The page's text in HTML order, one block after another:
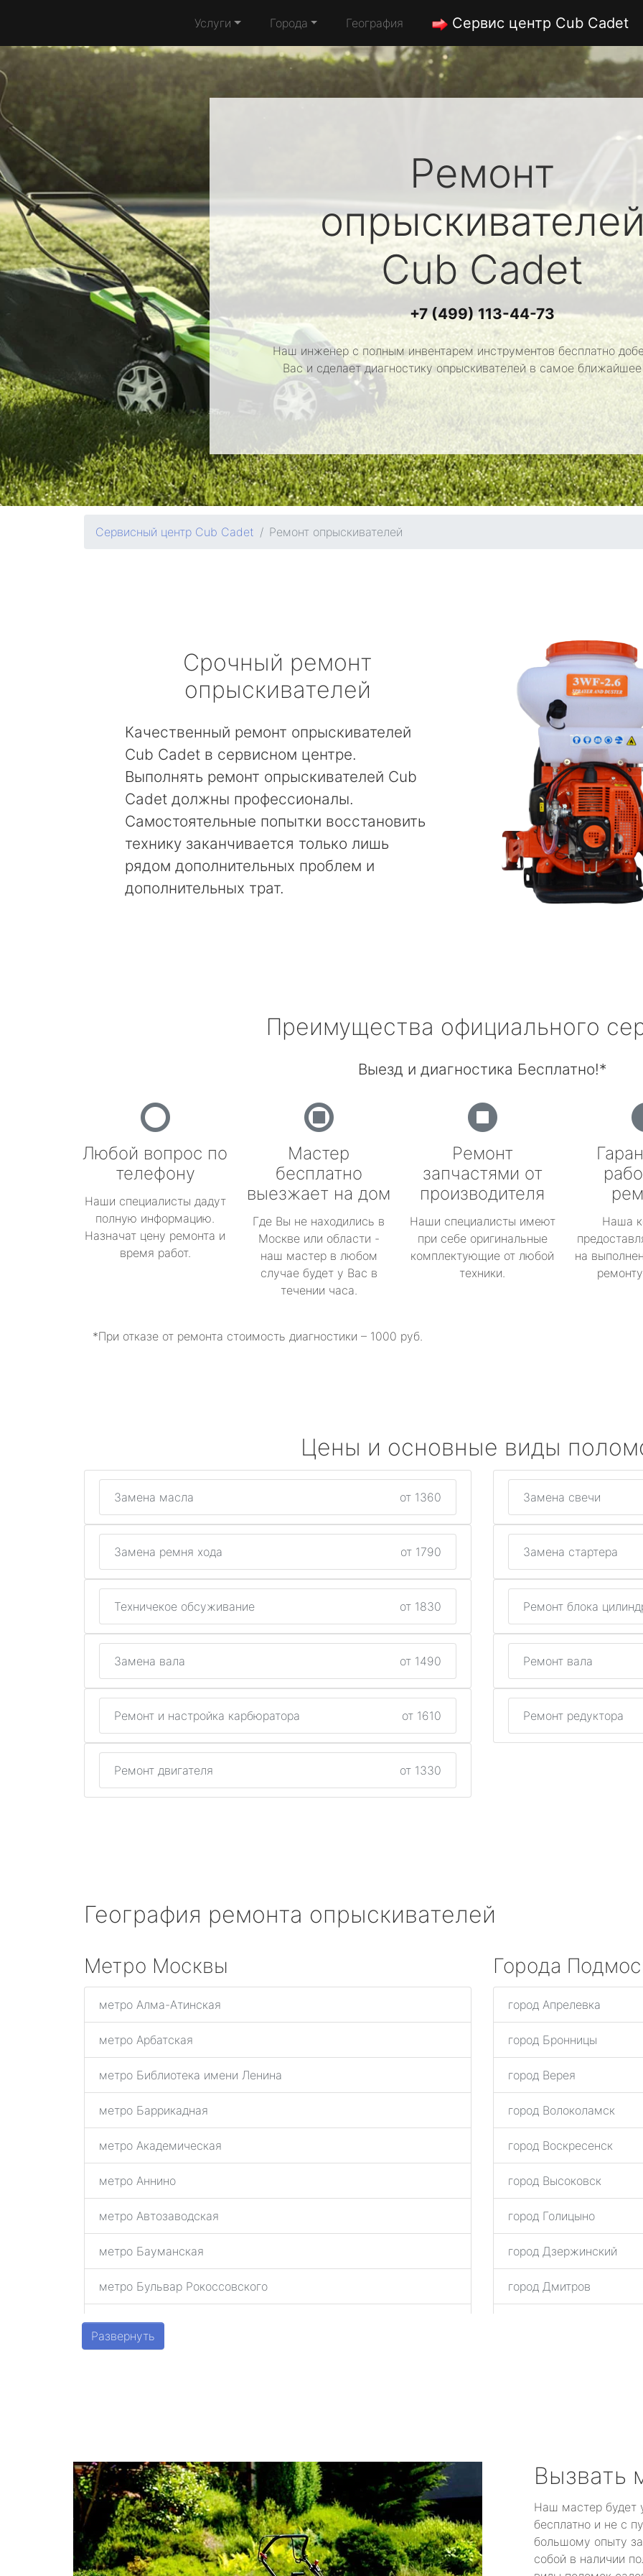
Услуги Города География Сервис центр Cub Cadet
Ремонт
Cub Cadet
+7 (499) 113-44-73
Наш инженер с полным инвентарем инструментов бесплатно
Вас и сделает диагностику опрыскивателей в самое
Сервисный центр Cub Cadet Ремонт опрыскивателей
Срочный ремонт
опрыскивателей
Качественный ремонт опрыскивателей
Cub Cadet в сервисном центре.
Выполнять ремонт опрыскивателей Cub
Cadet должны профессионалы.
Самостоятельные попытки восстановить
технику заканчивается только лишь
рядом дополнительных проблем и
дополнительных трат.
Преимущества официального
Выезд и диагностика Бесплатно!*
Любой вопрос по
телефону
Наши специалисты дадут
полную информацию.
Назначат цену ремонта и
время работ.
Мастер
бесплатно
выезжает на дом
Где Вы не находились в
Москве или области -
наш мастер в любом
случае будет у Вас в
течении часа.
Ремонт
запчастями от
производителя
Наши специалисты имеют
при себе оригинальные
комплектующие от любой
техники.
Наша
на
*При отказе от ремонта стоимость диагностики – 1000 руб.
Цены и основные виды
Замена масла от 1360 Замена свечи
Замена ремня хода от 1790 Замена стартера
Техничекое обсуживание от 1830 Ремонт блока
Замена вала от 1490 Ремонт вала
Ремонт и настройка карбюратора от 1610 Ремонт редуктора
Ремонт двигателя от 1330
География ремонта опрыскивателей
Метро Москвы
метро Алма-Атинская
метро Арбатская
метро Библиотека имени Ленина
метро Баррикадная
метро Академическая
метро Аннино
метро Автозаводская
метро Бауманская
метро Бульвар Рокоссовского
метро Беговая
метро Волоколамская
метро Воробьевы горы
метро Волгоградский проспект
метро Бабушкинская
Города
город Апрелевка
город Бронницы
город Верея
город Волоколамск
город Воскресенск
город Высоковск
город Голицыно
город Дзержинский
город Дмитров
город Зарайск
город Звенигород
Развернуть
Вызвать
Наш мастер будет
бесплатно и не с
большому опыту
собой в наличии